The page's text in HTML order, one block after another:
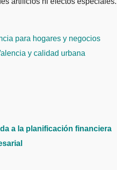
para hogares y negocios
y calidad urbana
a la planificación financiera